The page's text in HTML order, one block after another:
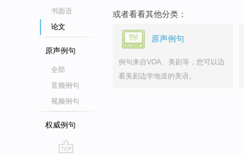
书面语
论文
原声例句
全部
音频例句
视频例句
权威例句
或者看看其他分类：
原声例句
例句来自VOA、美剧等，您可以边
看美剧边学地道的美语。